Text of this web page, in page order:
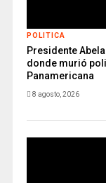
POLITICA
Presidente
donde murió
Panamericana
8 agosto, 2026